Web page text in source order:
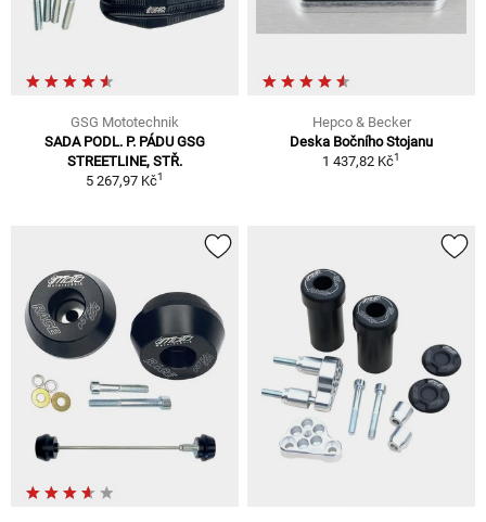
GSG Mototechnik
SADA PODL. P. PÁDU GSG
STREETLINE, STŘ.
5 267,97 Kč1
Hepco & Becker
Deska Bočního Stojanu
1 437,82 Kč1